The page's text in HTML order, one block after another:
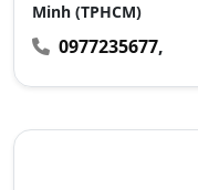
Minh (TPHCM)
0977235677,